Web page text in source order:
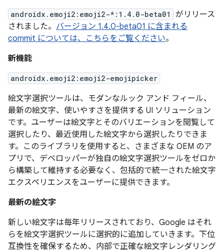
androidx.emoji2:emoji2-*:1.4.0-beta01
がリリース
されました。 バージョン 1.4.0-beta01 に含まれる
commit については、こちらをご覧ください。
新機能
androidx.emoji2:emoji2-emojipicker
絵文字選択ツールは、モダンなルック アンド フィール、
最新の絵文字、使いやすさを提供する UI ソリューション
です。ユーザーは絵文字とそのバリエーションを閲覧して
選択したり、最近使用した絵文字から選択したりできま
す。このライブラリを使用すると、さまざまな OEM のア
プリで、デベロッパーが独自の絵文字選択ツールをゼロか
ら構築して維持する必要なく、包括的で統一された絵文字
エクスペリエンスをユーザーに提供できます。
最新の絵文字
新しい絵文字は毎年リリースされており、Google はそれ
らを絵文字選択ツールに選択的に追加していきます。下位
互換性を確保するため、内部で正確な絵文字レンダリング